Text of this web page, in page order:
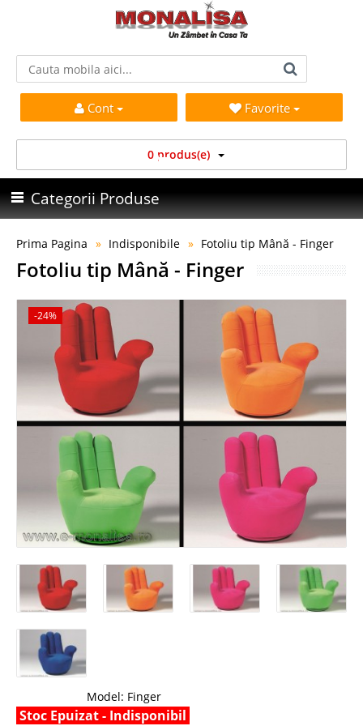
Cont Favorite
0 produs(e)
Categorii Produse
Prima Pagina Indisponibile Fotoliu tip Mână - Finger
Fotoliu tip Mână - Finger
-24%
Model: Finger
Stoc Epuizat - Indisponibil